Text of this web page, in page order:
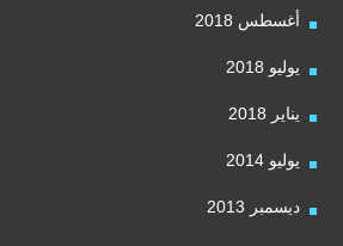
أغسطس 2018
يوليو 2018
يناير 2018
يوليو 2014
ديسمبر 2013